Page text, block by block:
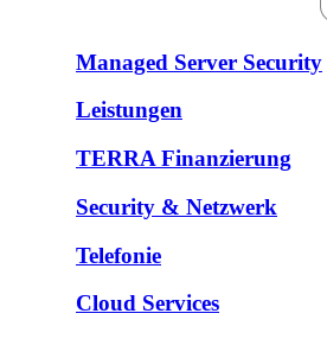
Managed Server Security
Leistungen
TERRA Finanzierung
Security & Netzwerk
Telefonie
Cloud Services